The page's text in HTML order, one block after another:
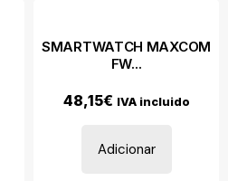
SMARTWATCH MAXCOM
FW...
48,15€ IVA incluido
Adicionar